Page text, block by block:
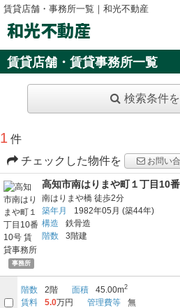
賃貸店舗・事務所一覧｜和光不動産
和光不動産
賃貸店舗・賃貸事務所一覧
検索条件
1 件
チェックした物件を
お問い
事務所
高知市南はりまや町１丁目10
南はりまや橋 徒歩2分
築年月
1982年05月 (築44年)
構造
鉄骨造
階数
3階建
階数 2階 面積 45.00m2
賃料 5.0万円 管理費等
無